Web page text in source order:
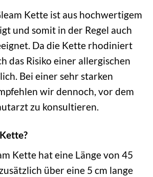
Kette ist aus hochwertigem
und somit in der Regel auch
Da die Kette rhodiniert
das Risiko einer allergischen
Bei einer sehr starken
wir dennoch, vor dem
zu konsultieren.
Kette hat eine Länge von 45
über eine 5 cm lange